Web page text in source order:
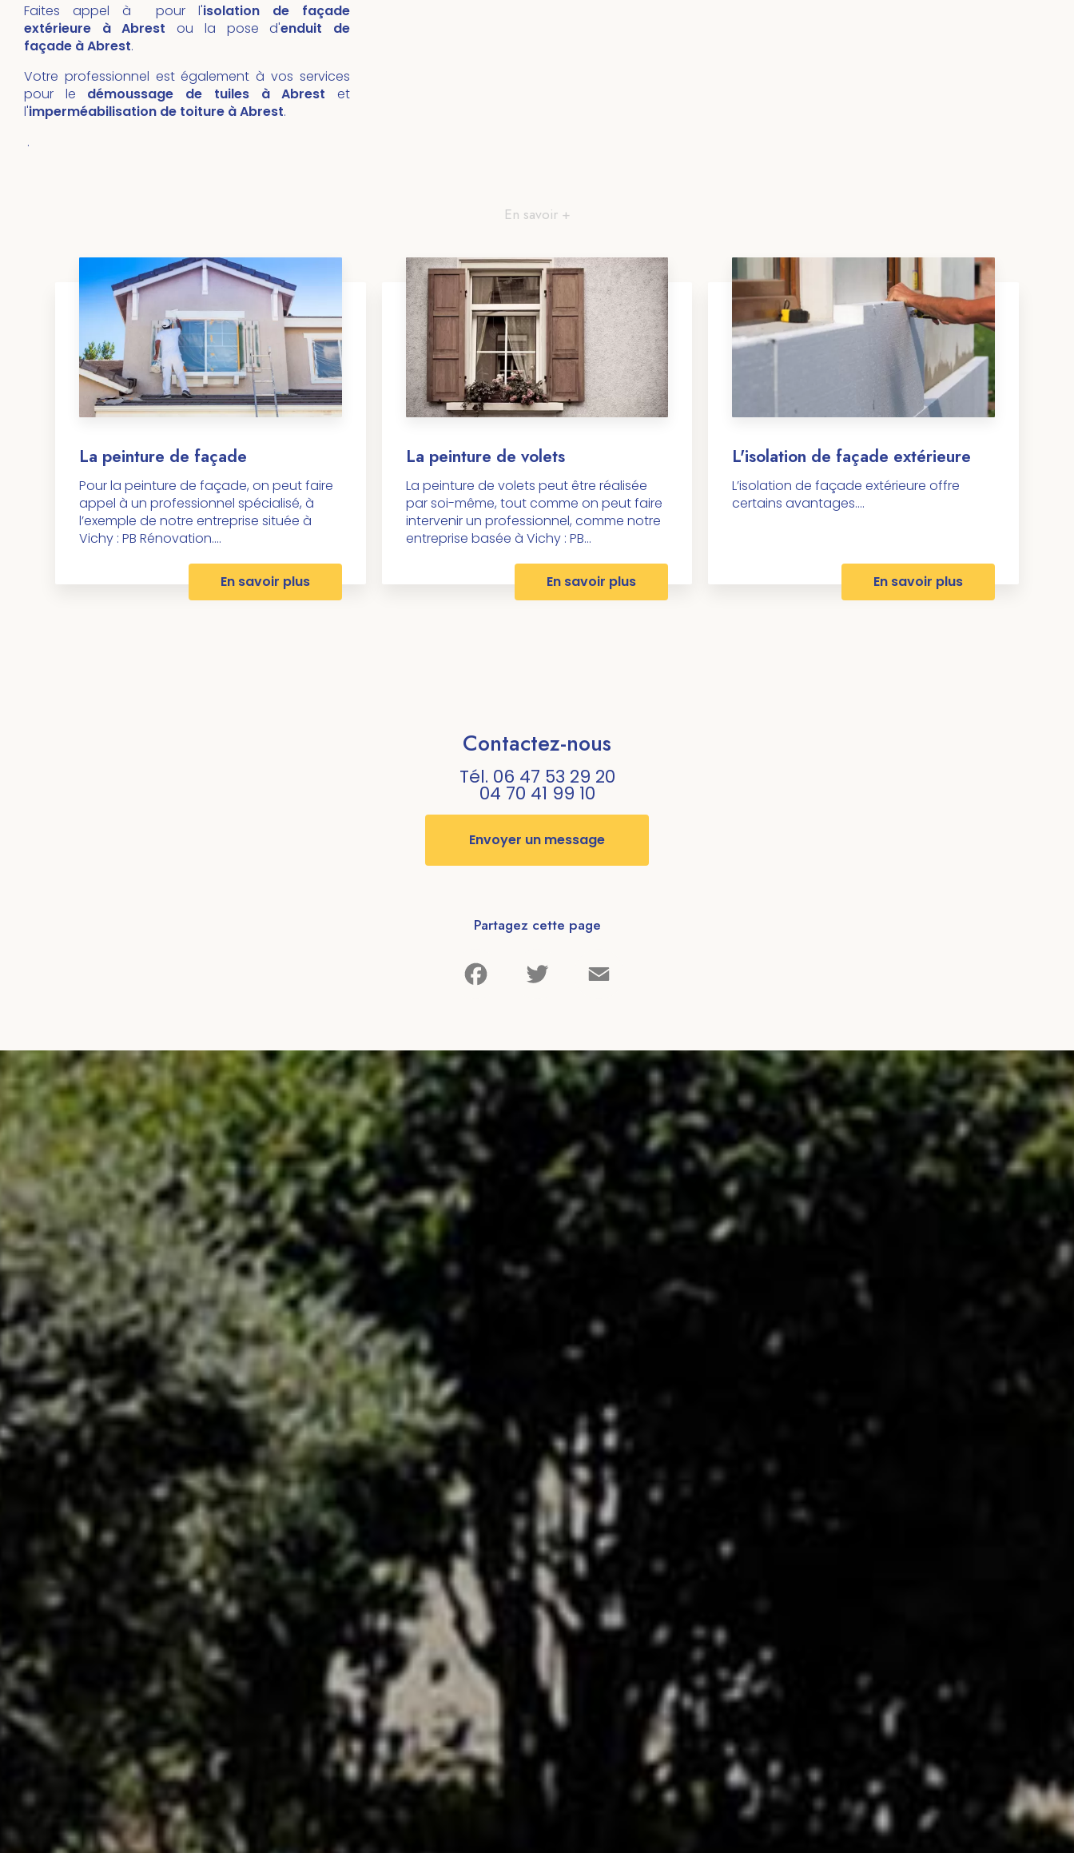
Faites appel à pour l'isolation de façade
extérieure à Abrest ou la pose d'enduit de
façade à Abrest.
Votre professionnel est également à vos services
pour le démoussage de tuiles à Abrest et
l'imperméabilisation de toiture àAbrest.
.
En savoir +
La peinture de façade
Pour la peinture de façade, on peut faire
appel à un professionnel spécialisé, à
l’exemple de notre entreprise située à
Vichy : PB Rénovation....
En savoir plus
La peinture de volets
La peinture de volets peut être réalisée
par soi-même, tout comme on peut faire
intervenir un professionnel, comme notre
entreprise basée à Vichy : PB...
En savoir plus
L'isolation de façade extérieure
L’isolation de façade extérieure offre
certains avantages....
En savoir plus
Contactez-nous
Tél. 06 47 53 29 20
04 70 41 99 10
Envoyer un message
Partagez cette page